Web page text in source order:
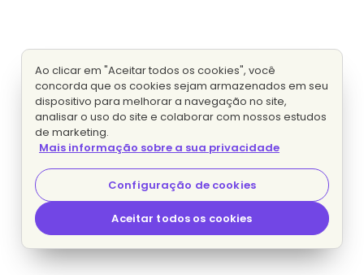
Ao clicar em "Aceitar todos os cookies", você
concorda que os cookies sejam armazenados em seu
dispositivo para melhorar a navegação no site,
analisar o uso do site e colaborar com nossos estudos
de marketing.
Mais informação sobre a sua privacidade
Configuração de cookies
Aceitar todos os cookies